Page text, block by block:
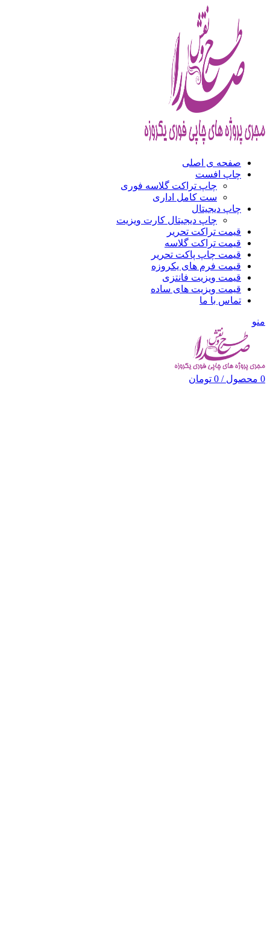
صفحه ی اصلی
چاپ افست
چاپ تراکت گلاسه فوری
ست کامل اداری
چاپ دیجیتال
چاپ دیجیتال کارت ویزیت
قیمت تراکت تحریر
قیمت تراکت گلاسه
قیمت چاپ پاکت تحریر
قیمت فرم های یکروزه
قیمت ویزیت فانتزی
قیمت ویزیت های ساده
تماس با ما
منو
0 محصول /
0 تومان